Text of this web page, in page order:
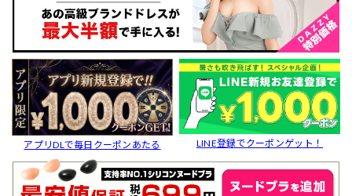
アプリDLで毎日クーポンあたる LINE登録でクーポンゲット！